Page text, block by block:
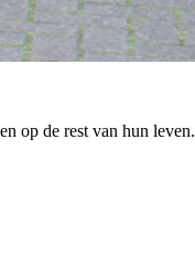
op de rest van hun leven.